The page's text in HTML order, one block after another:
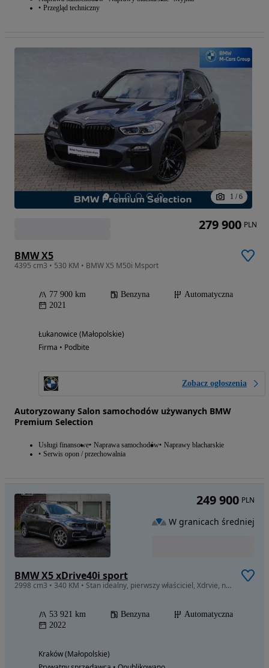
Przegląd techniczny
1 / 6
BMW X5
4395 cm3 • 530 KM • BMW X5 M50i Msport
77 900 km Benzyna
Automatyczna
2021
Łukanowice (Małopolskie)
Firma • Podbite
Zobacz ogłoszenia
Autoryzowany Salon samochodów używanych BMW
Premium Selection
Usługi finansowe Naprawa samochodów Naprawy blacharskie
Serwis opon / przechowalnia
279 900 PLN
BMW X5 xDrive40i sport
2998 cm3 • 340 KM • Stan idealny, pierwszy właściciel, Xdrvie, nowe opony
53 921 km Benzyna
Automatyczna
2022
Kraków (Małopolskie)
249 900 PLN
W granicach średniej